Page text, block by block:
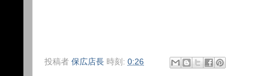
投稿者 保広店長 時刻: 0:26